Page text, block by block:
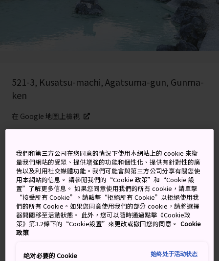
521-3, Kusatsu-machi, Agatsuma-gun, Gunma-
ken
在 Google 地圖上檢視
關鍵字 地圖
毗鄰公園的日本最大露天溫泉
西之河原公園坐落在草津
溫泉度假村附近的山谷中，是
著名。踏青時，耳畔盡是涓涓泉水聲，甚至可以看到股股
我們和第三方公司在您同意的情況下使用本網站上的 cookie 來衡
量我們網站的受眾、提供增強的功能和個性化、提供有針對性的廣
告以及利用社交媒體功能。我們可能會與第三方公司分享有關您使
用本網站的信息。 請參閱我們的“Cookie 政策”和“Cookie 設
置”了解更多信息。 如果您同意使用我們的所有 cookie，請單擊
“接受所有 Cookie”。請點擊“拒絕所有 Cookie”以拒絕使用我
們的所有 Cookie。如果您同意使用我們的部分 cookie，請將選擇
器開關移至活動狀態。 此外，您可以隨時通過點擊《Cookie政
策》第3.2條下的“Cookie設置”來更改或撤回您的同意。 Cookie
政策
绝对必要的 Cookie 始终处于活动状态